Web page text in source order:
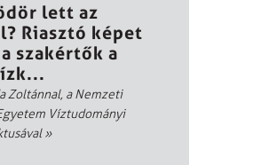
lett az
Riasztó képet
szakértők a
Zoltánnal, a Nemzeti
Víztudományi
»